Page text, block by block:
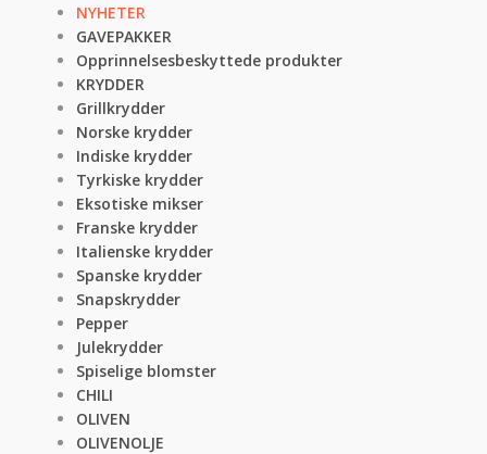
NYHETER
GAVEPAKKER
Opprinnelsesbeskyttede produkter
KRYDDER
Grillkrydder
Norske krydder
Indiske krydder
Tyrkiske krydder
Eksotiske mikser
Franske krydder
Italienske krydder
Spanske krydder
Snapskrydder
Pepper
Julekrydder
Spiselige blomster
CHILI
OLIVEN
OLIVENOLJE